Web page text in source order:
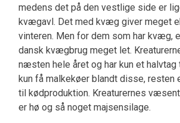
medens det på den vestlige side er
kvægavl. Det med kvæg giver meget
vinteren. Men for dem som har kvæg,
dansk kvægbrug meget let.
næsten hele året og har kun et
kun få malkekøer blandt disse, resten
til kødproduktion. Kreaturernes
er hø og så noget majsensilage.